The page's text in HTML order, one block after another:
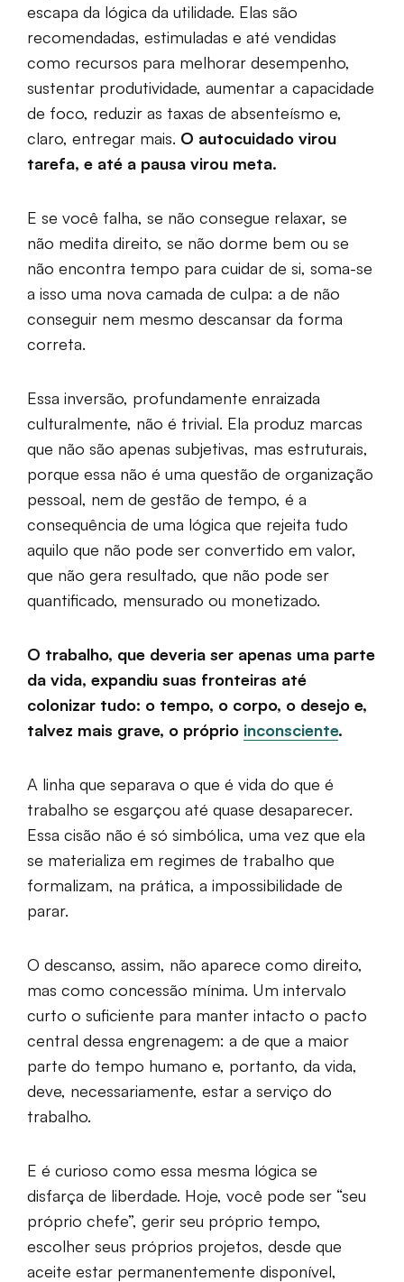
escapa da lógica da utilidade. Elas são
recomendadas, estimuladas e até vendidas
como recursos para melhorar desempenho,
sustentar produtividade, aumentar a capacidade
de foco, reduzir as taxas de absenteísmo e,
claro, entregar mais. O autocuidado virou
tarefa, e até a pausa virou meta.
E se você falha, se não consegue relaxar, se
não medita direito, se não dorme bem ou se
não encontra tempo para cuidar de si, soma-se
a isso uma nova camada de culpa: a de não
conseguir nem mesmo descansar da forma
correta.
Essa inversão, profundamente enraizada
culturalmente, não é trivial. Ela produz marcas
que não são apenas subjetivas, mas estruturais,
porque essa não é uma questão de organização
pessoal, nem de gestão de tempo, é a
consequência de uma lógica que rejeita tudo
aquilo que não pode ser convertido em valor,
que não gera resultado, que não pode ser
quantificado, mensurado ou monetizado.
O trabalho, que deveria ser apenas uma parte
da vida, expandiu suas fronteiras até
colonizar tudo: o tempo, o corpo, o desejo e,
talvez mais grave, o próprio inconsciente.
A linha que separava o que é vida do que é
trabalho se esgarçou até quase desaparecer.
Essa cisão não é só simbólica, uma vez que ela
se materializa em regimes de trabalho que
formalizam, na prática, a impossibilidade de
parar.
O descanso, assim, não aparece como direito,
mas como concessão mínima. Um intervalo
curto o suficiente para manter intacto o pacto
central dessa engrenagem: a de que a maior
parte do tempo humano e, portanto, da vida,
deve, necessariamente, estar a serviço do
trabalho.
E é curioso como essa mesma lógica se
disfarça de liberdade. Hoje, você pode ser “seu
próprio chefe”, gerir seu próprio tempo,
escolher seus próprios projetos, desde que
aceite estar permanentemente disponível,